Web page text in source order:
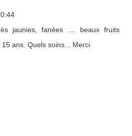
jaunies, fanées .... beaux fruits
ans. Quels soins... Merci